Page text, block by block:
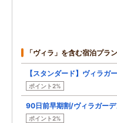
「ヴィラ」を含む宿泊プラン
【スタンダード】ヴィラガ
ポイント2%
90日前早期割/ヴィラガーデ
ポイント2%